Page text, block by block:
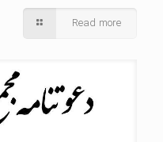
Read more